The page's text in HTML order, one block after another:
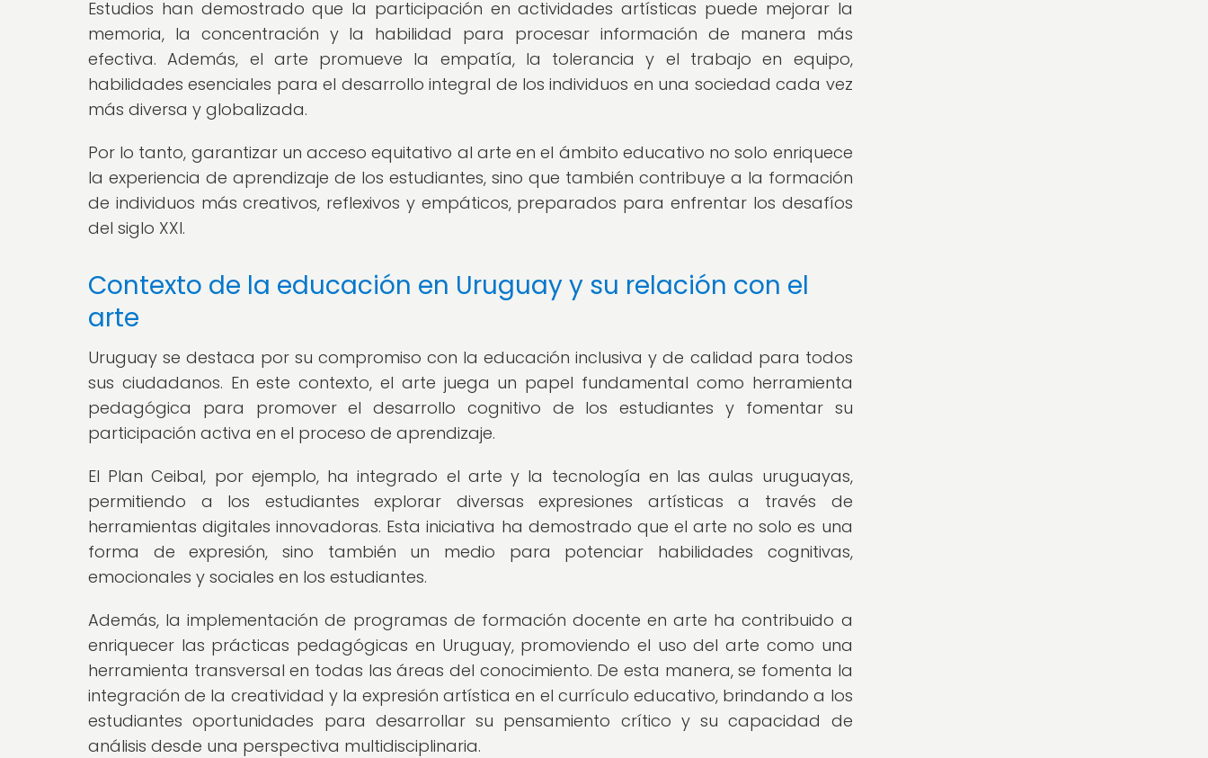
Estudios han demostrado que la participación en actividades artísticas puede mejorar la
memoria, la concentración y la habilidad para procesar información de manera más
efectiva. Además, el arte promueve la empatía, la tolerancia y el trabajo en equipo,
habilidades esenciales para el desarrollo integral de los individuos en una sociedad cada vez
más diversa y globalizada.
Por lo tanto, garantizar un acceso equitativo al arte en el ámbito educativo no solo enriquece
la experiencia de aprendizaje de los estudiantes, sino que también contribuye a la formación
de individuos más creativos, reflexivos y empáticos, preparados para enfrentar los desafíos
del siglo XXI.
Contexto de la educación en Uruguay y su relación con el
arte
Uruguay se destaca por su compromiso con la educación inclusiva y de calidad para todos
sus ciudadanos. En este contexto, el arte juega un papel fundamental como herramienta
pedagógica para promover el desarrollo cognitivo de los estudiantes y fomentar su
participación activa en el proceso de aprendizaje.
El Plan Ceibal, por ejemplo, ha integrado el arte y la tecnología en las aulas uruguayas,
permitiendo a los estudiantes explorar diversas expresiones artísticas a través de
herramientas digitales innovadoras. Esta iniciativa ha demostrado que el arte no solo es una
forma de expresión, sino también un medio para potenciar habilidades cognitivas,
emocionales y sociales en los estudiantes.
Además, la implementación de programas de formación docente en arte ha contribuido a
enriquecer las prácticas pedagógicas en Uruguay, promoviendo el uso del arte como una
herramienta transversal en todas las áreas del conocimiento. De esta manera, se fomenta la
integración de la creatividad y la expresión artística en el currículo educativo, brindando a los
estudiantes oportunidades para desarrollar su pensamiento crítico y su capacidad de
análisis desde una perspectiva multidisciplinaria.